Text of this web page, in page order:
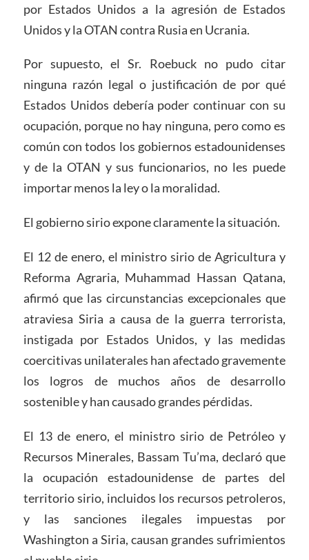
por Estados Unidos a la agresión de Estados
Unidos y la OTAN contra Rusia en Ucrania.
Por supuesto, el Sr. Roebuck no pudo citar
ninguna razón legal o justificación de por qué
Estados Unidos debería poder continuar con su
ocupación, porque no hay ninguna, pero como es
común con todos los gobiernos estadounidenses
y de la OTAN y sus funcionarios, no les puede
importar menos la ley o la moralidad.
El gobierno sirio expone claramente la situación.
El 12 de enero, el ministro sirio de Agricultura y
Reforma Agraria, Muhammad Hassan Qatana,
afirmó que las circunstancias excepcionales que
atraviesa Siria a causa de la guerra terrorista,
instigada por Estados Unidos, y las medidas
coercitivas unilaterales han afectado gravemente
los logros de muchos años de desarrollo
sostenible y han causado grandes pérdidas.
El 13 de enero, el ministro sirio de Petróleo y
Recursos Minerales, Bassam Tu’ma, declaró que
la ocupación estadounidense de partes del
territorio sirio, incluidos los recursos petroleros,
y las sanciones ilegales impuestas por
Washington a Siria, causan grandes sufrimientos